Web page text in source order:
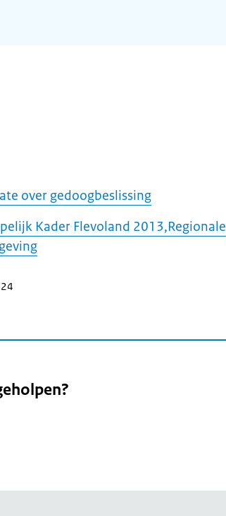
over gedoogbeslissing
Kader Flevoland 2013,Regionale